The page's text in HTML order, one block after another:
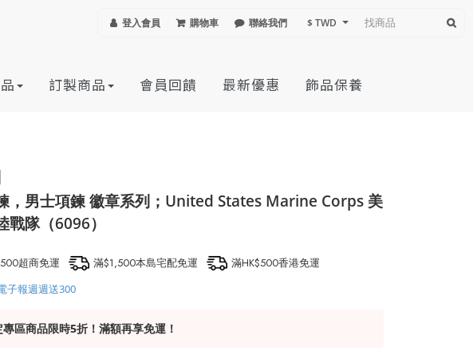
登入會員 購物車 聯絡我們 $ TWD
訂製商品 會員回饋 最新優惠 飾品保養
，男士項鍊 徽章系列；United States Marine Corps 美
戰隊（6096）
超商免運 滿$1,500本島宅配免運 滿HK$500香港免運
子報週週送300
區商品限時5折！滿額再享免運！